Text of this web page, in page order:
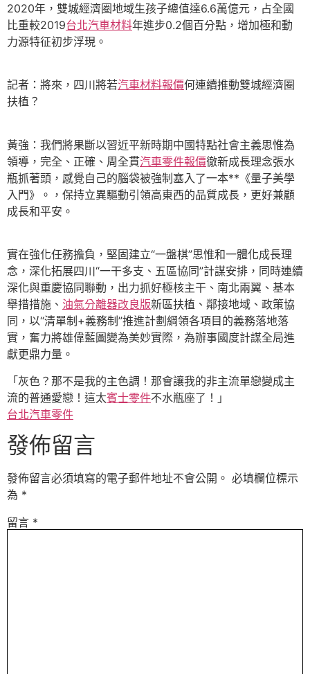
2020年，雙城經濟圈地域生孩子總值達6.6萬億元，占全國
比重較2019台北汽車材料年進步0.2個百分點，增加極和動
力源特征初步浮現。
記者：將來，四川將若汽車材料報價何連續推動雙城經濟圈
扶植？
黃強：我們將果斷以習近平新時期中國特點社會主義思惟為
領導，完全、正確、周全貫汽車零件報價徹新成長理念張水
瓶抓著頭，感覺自己的腦袋被強制塞入了一本**《量子美學
入門》。，保持立異驅動引領高東西的品質成長，更好兼顧
成長和平安。
實在強化任務擔負，堅固建立“一盤棋”思惟和一體化成長理
念，深化拓展四川“一干多支、五區協同”計謀安排，同時連續
深化與重慶協同聯動，出力抓好極核主干、南北兩翼、基本
舉措措施、 油氣分離器改良版新區扶植、鄰接地域、政策協
同，以“清單制+義務制”推進計劃綱領各項目的義務落地落
實，奮力將雄偉藍圖變為美妙實際，為辦事國度計謀全局進
獻更鼎力量。
「灰色？那不是我的主色調！那會讓我的非主流單戀變成主
流的普通愛戀！這太賓士零件不水瓶座了！」
台北汽車零件
發佈留言
發佈留言必須填寫的電子郵件地址不會公開。 必填欄位標示
為 *
留言 *